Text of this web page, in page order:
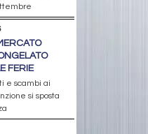
FERIE
e scambi ai
si sposta